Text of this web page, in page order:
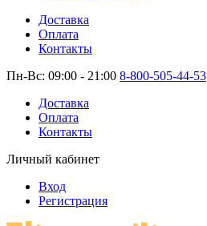
Доставка
Оплата
Контакты
Пн-Вс: 09:00 - 21:00 8-800-505-44-53
Доставка
Оплата
Контакты
Личный кабинет
Вход
Регистрация